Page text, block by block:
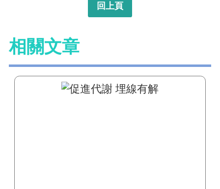
回上頁
相關文章